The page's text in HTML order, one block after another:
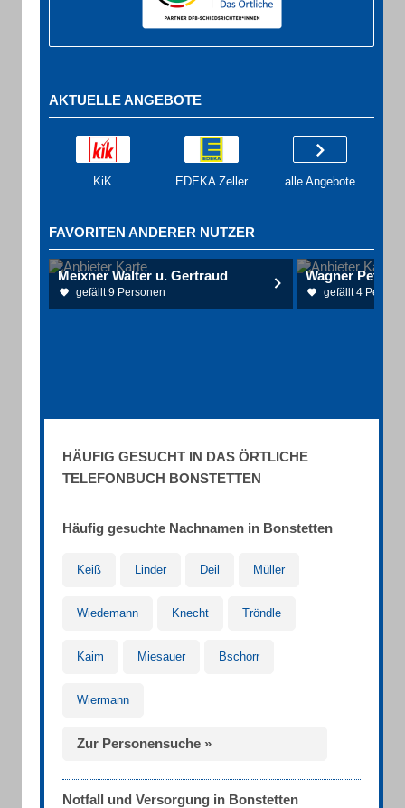
AKTUELLE ANGEBOTE
KiK EDEKA Zeller alle Angebote
FAVORITEN ANDERER NUTZER
Meixner Walter u. Gertraud
gefällt 9 Personen gefällt 4
HÄUFIG GESUCHT IN DAS ÖRTLICHE
TELEFONBUCH BONSTETTEN
Häufig gesuchte Nachnamen in Bonstetten
Keiß Linder Deil Müller
Wiedemann Knecht Tröndle
Kaim Miesauer Bschorr
Wiermann
Zur Personensuche »
Notfall und Versorgung in Bonstetten